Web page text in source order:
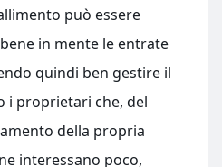
può essere
in mente le entrate
quindi ben gestire il
i proprietari che, del
della propria
interessano poco,